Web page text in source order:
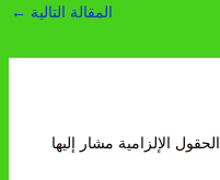
المقالة التالية ←
الحقول الإلزامية مشار إليها